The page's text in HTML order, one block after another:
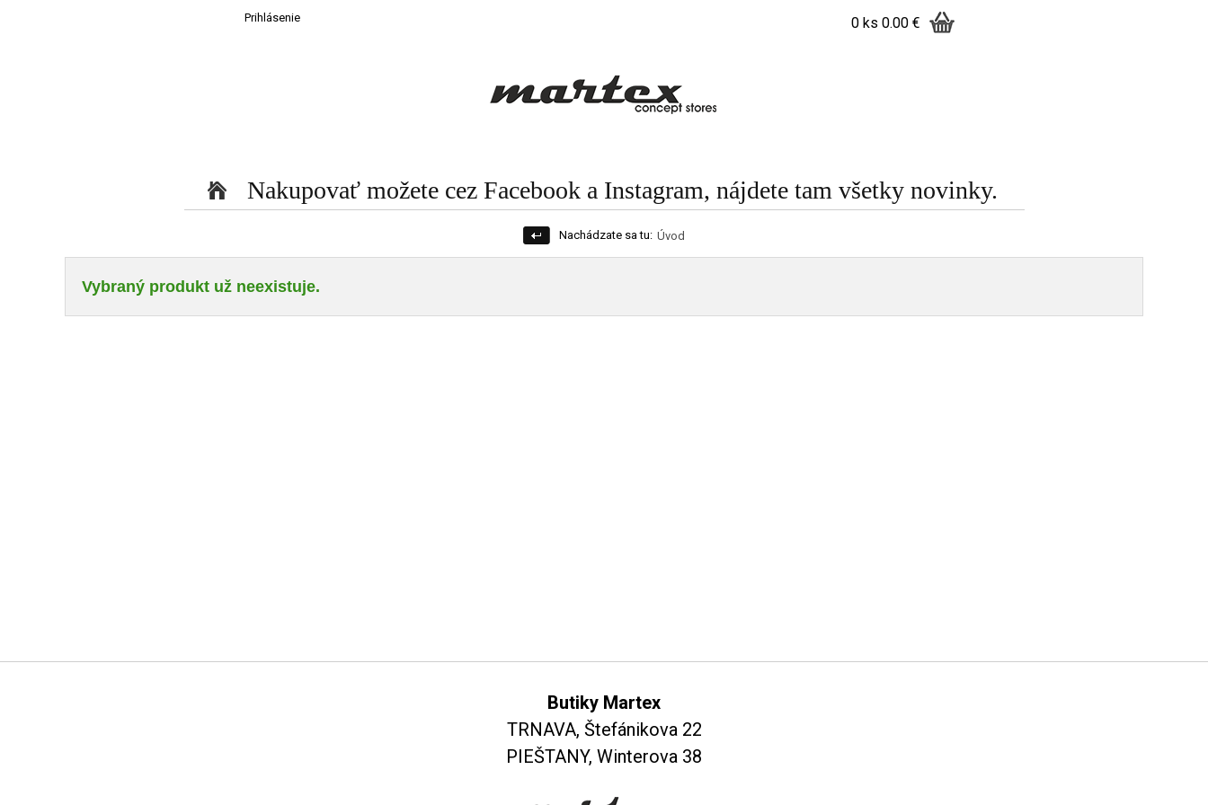
Prihlásenie 0 ks 0.00 €
Nakupovať možete cez Facebook a Instagram, nájdete tam všetky novinky.
Nachádzate sa tu: Úvod
Vybraný produkt už neexistuje.
Butiky Martex
TRNAVA, Štefánikova 22
PIEŠTANY, Winterova 38